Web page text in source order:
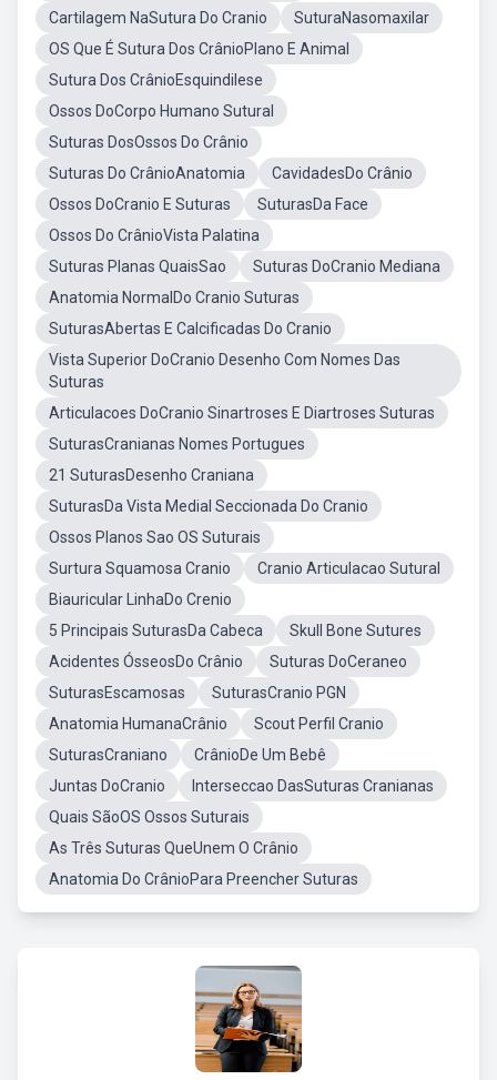
Cartilagem NaSutura Do Cranio
SuturaNasomaxilar
OS Que É Sutura Dos CrânioPlano E Animal
Sutura Dos CrânioEsquindilese
Ossos DoCorpo Humano Sutural
Suturas DosOssos Do Crânio
Suturas Do CrânioAnatomia
CavidadesDo Crânio
Ossos DoCranio E Suturas
SuturasDa Face
Ossos Do CrânioVista Palatina
Suturas Planas QuaisSao
Suturas DoCranio Mediana
Anatomia NormalDo Cranio Suturas
SuturasAbertas E Calcificadas Do Cranio
Vista Superior DoCranio Desenho Com Nomes Das
Suturas
Articulacoes DoCranio Sinartroses E Diartroses Suturas
SuturasCranianas Nomes Portugues
21 SuturasDesenho Craniana
SuturasDa Vista Medial Seccionada Do Cranio
Ossos Planos Sao OS Suturais
Surtura Squamosa Cranio
Cranio Articulacao Sutural
Biauricular LinhaDo Crenio
5 Principais SuturasDa Cabeca
Skull Bone Sutures
Acidentes ÓsseosDo Crânio
Suturas DoCeraneo
SuturasEscamosas
SuturasCranio PGN
Anatomia HumanaCrânio
Scout Perfil Cranio
SuturasCraniano
CrânioDe Um Bebê
Juntas DoCranio
Interseccao DasSuturas Cranianas
Quais SãoOS Ossos Suturais
As Três Suturas QueUnem O Crânio
Anatomia Do CrânioPara Preencher Suturas